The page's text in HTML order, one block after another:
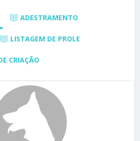
ADESTRAMENTO
LISTAGEM DE PROLE
CRIAÇÃO